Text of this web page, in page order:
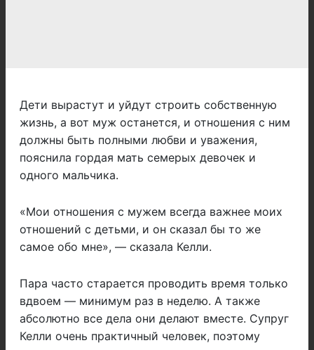
Дети вырастут и уйдут строить собственную
жизнь, а вот муж останется, и отношения с ним
должны быть полными любви и уважения,
пояснила гордая мать семерых девочек и
одного мальчика.
«Мои отношения с мужем всегда важнее моих
отношений с детьми, и он сказал бы то же
самое обо мне», — сказала Келли.
Пара часто старается проводить время только
вдвоем — минимум раз в неделю. А также
абсолютно все дела они делают вместе. Супруг
Келли очень практичный человек, поэтому